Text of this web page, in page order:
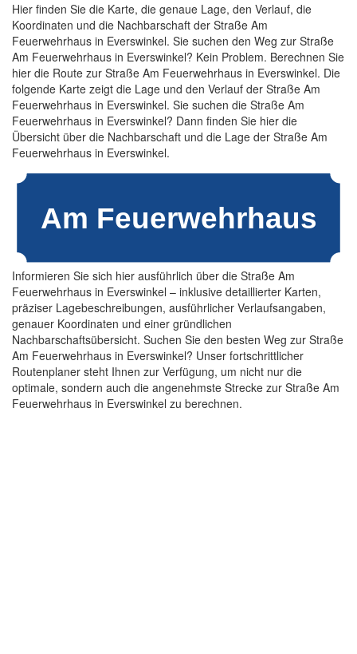
Hier finden Sie die Karte, die genaue Lage, den Verlauf, die
Koordinaten und die Nachbarschaft der Straße Am
Feuerwehrhaus in Everswinkel. Sie suchen den Weg zur Straße
Am Feuerwehrhaus in Everswinkel? Kein Problem. Berechnen Sie
hier die Route zur Straße Am Feuerwehrhaus in Everswinkel. Die
folgende Karte zeigt die Lage und den Verlauf der Straße Am
Feuerwehrhaus in Everswinkel. Sie suchen die Straße Am
Feuerwehrhaus in Everswinkel? Dann finden Sie hier die
Übersicht über die Nachbarschaft und die Lage der Straße Am
Feuerwehrhaus in Everswinkel.
Informieren Sie sich hier ausführlich über die Straße Am
Feuerwehrhaus in Everswinkel – inklusive detaillierter Karten,
präziser Lagebeschreibungen, ausführlicher Verlaufsangaben,
genauer Koordinaten und einer gründlichen
Nachbarschaftsübersicht. Suchen Sie den besten Weg zur Straße
Am Feuerwehrhaus in Everswinkel? Unser fortschrittlicher
Routenplaner steht Ihnen zur Verfügung, um nicht nur die
optimale, sondern auch die angenehmste Strecke zur Straße Am
Feuerwehrhaus in Everswinkel zu berechnen.